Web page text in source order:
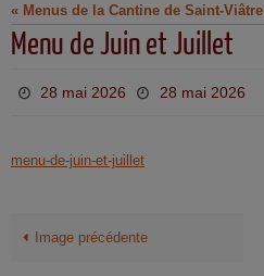
« Menus de la Cantine de Saint-Viâtre
Menu de Juin et Juillet
28 mai 2026 28 mai 2026
menu-de-juin-et-juillet
Image précédente